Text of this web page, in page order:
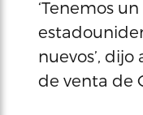
‘Tenemos
nuevos’,
de venta de